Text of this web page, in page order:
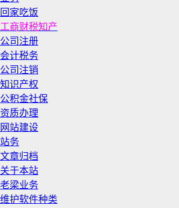
回家吃饭
工商财税知产
公司注册
会计税务
公司注销
知识产权
公积金社保
资质办理
网站建设
站务
文章归档
关于本站
老梁业务
维护软件种类